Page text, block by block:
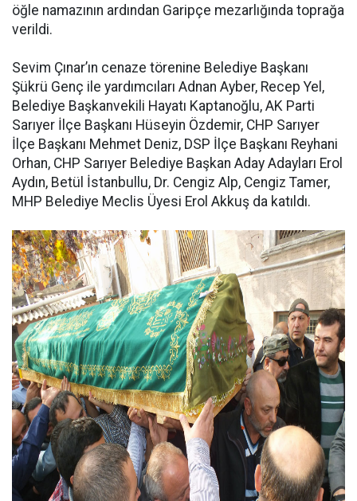
öğle namazının ardından Garipçe mezarlığında toprağa
verildi.
Sevim Çınar’ın cenaze törenine Belediye Başkanı
Şükrü Genç ile yardımcıları Adnan Ayber, Recep Yel,
Belediye Başkanvekili Hayatı Kaptanoğlu, AK Parti
Sarıyer İlçe Başkanı Hüseyin Özdemir, CHP Sarıyer
İlçe Başkanı Mehmet Deniz, DSP İlçe Başkanı Reyhani
Orhan, CHP Sarıyer Belediye Başkan Aday Adayları Erol
Aydın, Betül İstanbullu, Dr. Cengiz Alp, Cengiz Tamer,
MHP Belediye Meclis Üyesi Erol Akkuş da katıldı.